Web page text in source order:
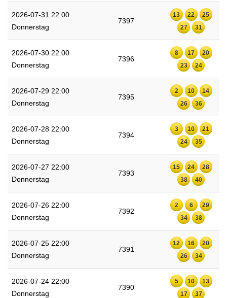
2026-07-31 22:00
Donnerstag
7397
13 22
25
27
31
2026-07-30 22:00
Donnerstag
7396
8 17
20
23
24
2026-07-29 22:00
Donnerstag
7395
2 10
14
26
36
2026-07-28 22:00
Donnerstag
7394
3 10
21
24
35
2026-07-27 22:00
Donnerstag
7393
15 24
28
38
40
2026-07-26 22:00
Donnerstag
7392
2 6
29
34
38
2026-07-25 22:00
Donnerstag
7391
12 16
20
26
34
2026-07-24 22:00
Donnerstag
7390
5 10
13
17
37